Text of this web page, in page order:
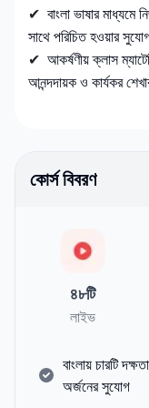
✔ বাংলা ভাষার
সাথে পরিচিত হওয়ার
✔ আকর্ষণীয় ক্লাস
আনন্দদায়ক ও কার্যকর
কোর্স বিবরণ
৪৮টি
লাইভ
বাংলায় চারটি
অর্জনের সুযোগ